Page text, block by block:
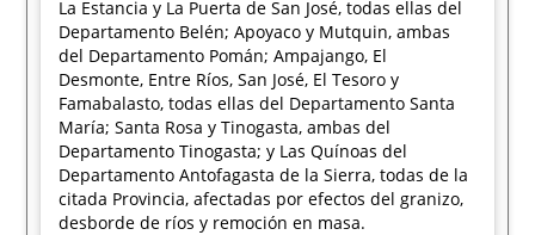
La Estancia y La Puerta de San José, todas ellas del
Departamento Belén; Apoyaco y Mutquin, ambas
del Departamento Pomán; Ampajango, El
Desmonte, Entre Ríos, San José, El Tesoro y
Famabalasto, todas ellas del Departamento Santa
María; Santa Rosa y Tinogasta, ambas del
Departamento Tinogasta; y Las Quínoas del
Departamento Antofagasta de la Sierra, todas de la
citada Provincia, afectadas por efectos del granizo,
desborde de ríos y remoción en masa.